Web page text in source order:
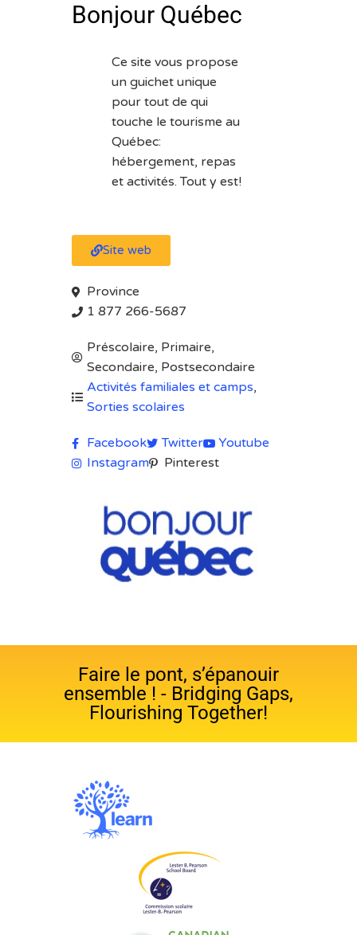
Bonjour Québec
Ce site vous propose
un guichet unique
pour tout de qui
touche le tourisme au
Québec:
hébergement, repas
et activités. Tout y est!
Site web
Province
1 877 266-5687
Préscolaire, Primaire,
Secondaire, Postsecondaire
Activités familiales et camps,
Sorties scolaires
Facebook Twitter
Youtube
Instagram
Pinterest
Faire le pont, s’épanouir
ensemble ! - Bridging Gaps,
Flourishing Together!